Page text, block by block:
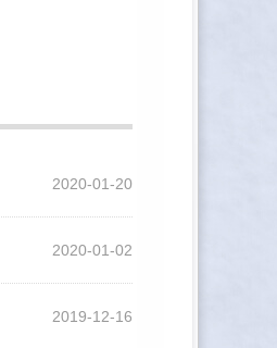
2020-01-20
2020-01-02
2019-12-16